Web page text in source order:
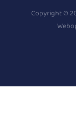
Copyright ©